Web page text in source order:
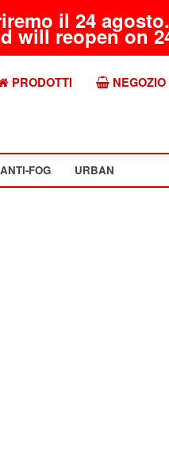
il 24
will reopen on
PRODOTTI NEGOZIO
ANTI-FOG URBAN